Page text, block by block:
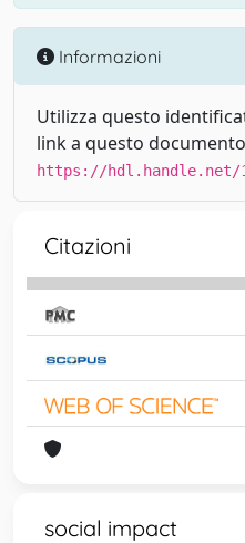
Informazioni
Utilizza questo
link a questo
https://hdl.handle.net/
Citazioni
social impact